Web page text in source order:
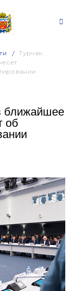
Турчак:
ближайшее
об